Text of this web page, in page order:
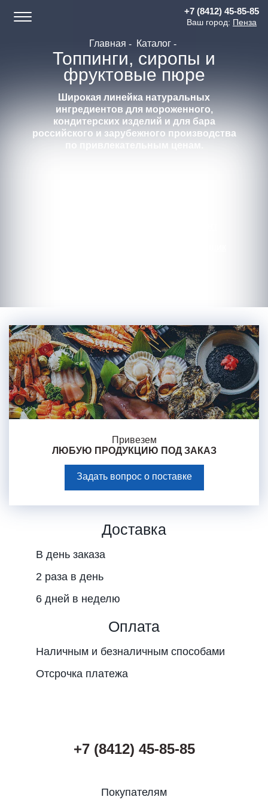
Главная Каталог
Топпинги, сиропы и
фруктовые пюре
Широкая линейка натуральных
ингредиентов для мороженного,
кондитерских изделий и для бара
российского и зарубежного производства
по привлекательным ценам.
Привезем
ЛЮБУЮ ПРОДУКЦИЮ ПОД ЗАКАЗ
Задать вопрос о поставке
Доставка
В день заказа
2 раза в день
6 дней в неделю
Оплата
Наличным и безналичным способами
Отсрочка платежа
+7 (8412) 45-85-85
Ваш город: Пенза
+7 (8412) 45-85-85
Покупателям